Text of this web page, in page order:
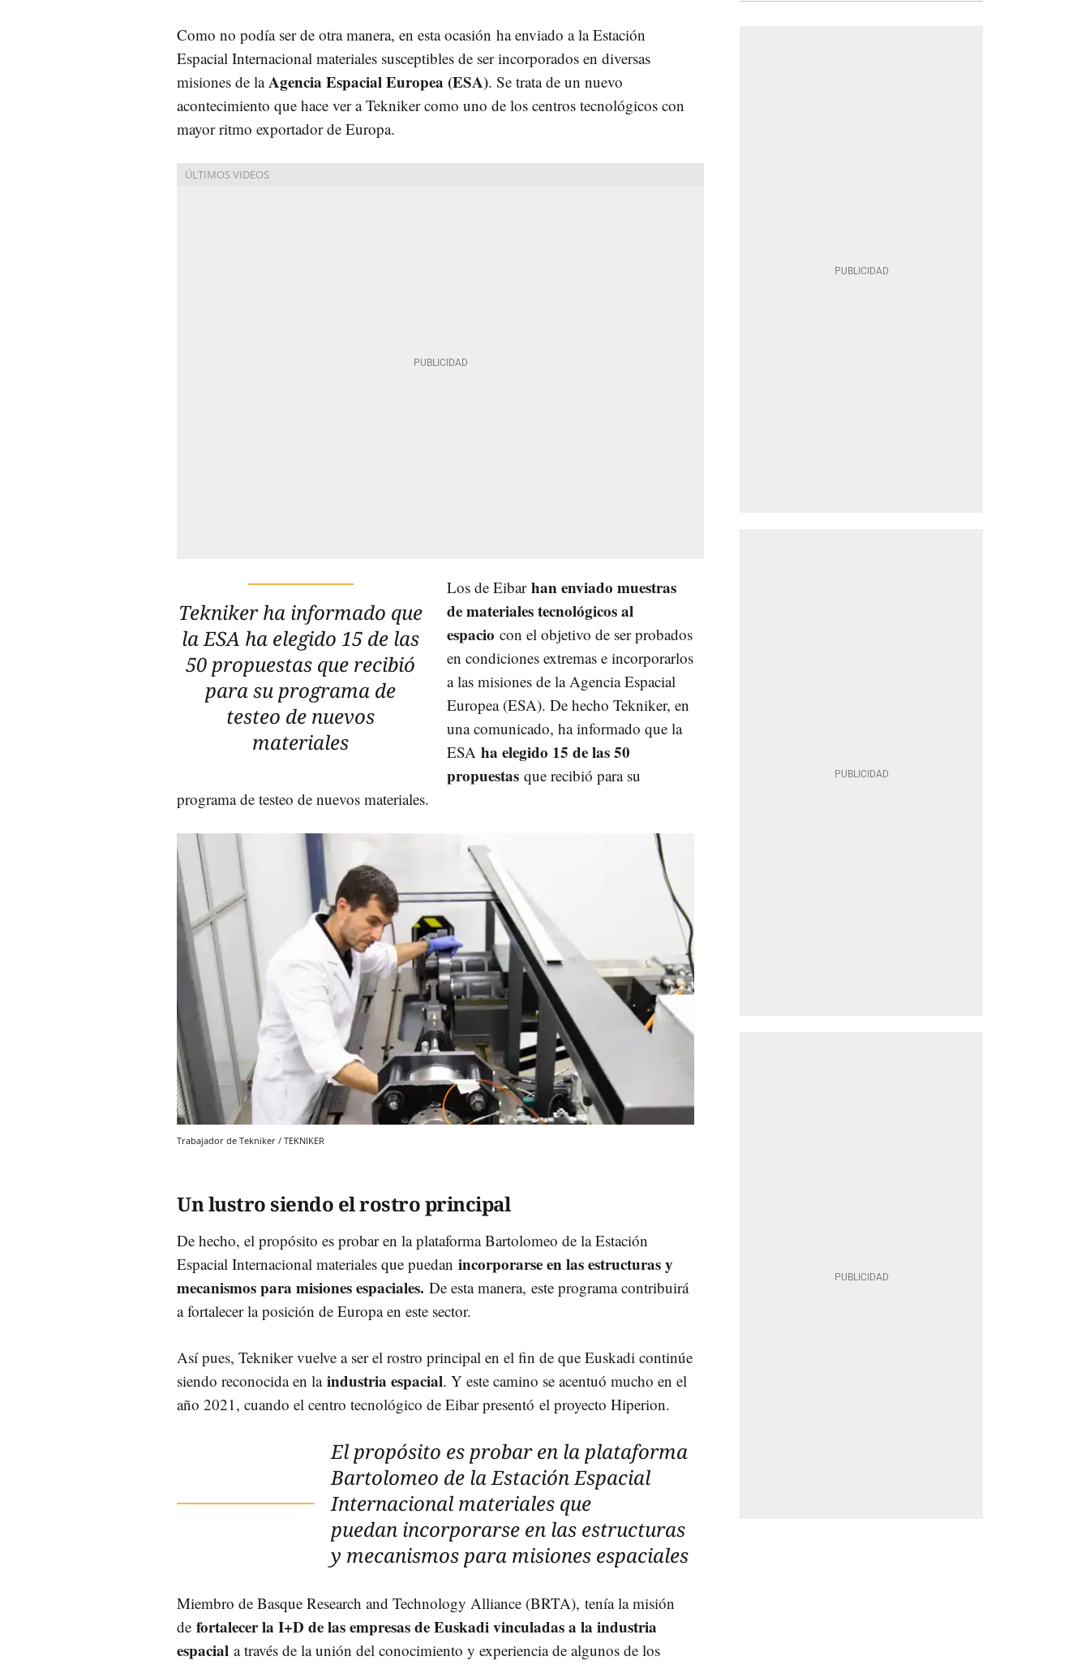
Como no podía ser de otra manera, en esta ocasión ha enviado a la Estación
Espacial Internacional materiales susceptibles de ser incorporados en diversas
misiones de laAgencia Espacial Europea (ESA). Se trata de un nuevo
acontecimiento que hace ver a Tekniker como uno de los centros tecnológicos con
mayor ritmo exportador de Europa.
Tekniker ha informado que
la ESA ha elegido 15 de las
50 propuestas que recibió
para su programa de
testeo de nuevos
materiales
Los de Eibarhan enviado muestras
de materiales tecnológicos al
espacio con el objetivo de ser probados
en condiciones extremas e incorporarlos
a las misiones de la Agencia Espacial
Europea (ESA). De hecho Tekniker, en
una comunicado, ha informado que la
ESAha elegido 15 de las 50
propuestas que recibió para su
programa de testeo de nuevos materiales.
Trabajador de Tekniker / TEKNIKER
Un lustro siendo el rostro principal
De hecho, el propósito es probar en la plataforma Bartolomeo de la Estación
Espacial Internacional materiales que puedan incorporarse en las estructuras y
mecanismos para misiones espaciales. De esta manera, este programa contribuirá
a fortalecer la posición de Europa en este sector.
Así pues, Tekniker vuelve a ser el rostro principal en el fin de que Euskadi continúe
siendo reconocida en la industria espacial. Y este camino se acentuó mucho en el
año 2021, cuando el centro tecnológico de Eibar presentó el proyecto Hiperion.
El propósito es probar en la plataforma
Bartolomeo de la Estación Espacial
Internacional materiales que
puedan incorporarse en las estructuras
y mecanismos para misiones espaciales
Miembro de Basque Research and Technology Alliance (BRTA), tenía la misión
de fortalecer la I+D de las empresas de Euskadi vinculadas a la industria
espacial a través de la unión del conocimiento y experiencia de algunos de los